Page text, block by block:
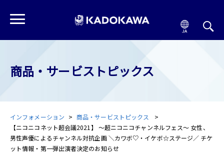
商品・サービストピックス
インフォメーション
商品・サービストピックス
【ニコニコネット超会議2021】 ～超ニコニコチャンネルフェス～ 女性、
男性声優によるチャンネル対抗企画 ＼カワボ♡・イケボ☆ステージ／ チケ
ット情報・第一弾出演者決定のお知らせ